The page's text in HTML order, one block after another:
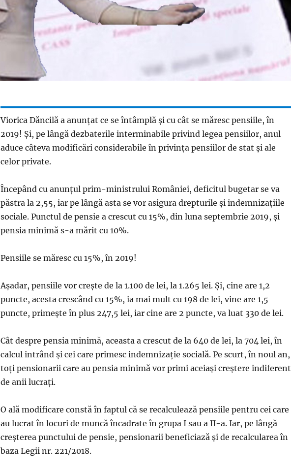
Viorica Dăncilă a anunțat ce se întâmplă și cu cât se măresc pensiile, în
2019! Și, pe lângă dezbaterile interminabile privind legea pensiilor, anul
aduce câteva modificări considerabile în privința pensiilor de stat și ale
celor private.
Începând cu anunțul prim-ministrului României, deficitul bugetar se va
păstra la 2,55, iar pe lângă asta se vor asigura drepturile și indemnizațiile
sociale. Punctul de pensie a crescut cu 15%, din luna septembrie 2019, și
pensia minimă s-a mărit cu 10%.
Pensiile se măresc cu 15%, în 2019!
Așadar, pensiile vor crește de la 1.100 de lei, la 1.265 lei. Și, cine are 1,2
puncte, acesta crescând cu 15%, ia mai mult cu 198 de lei, vine are 1,5
puncte, primește în plus 247,5 lei, iar cine are 2 puncte, va luat 330 de lei.
Cât despre pensia minimă, aceasta a crescut de la 640 de lei, la 704 lei, în
calcul intrând și cei care primesc indemnizație socială. Pe scurt, în noul an,
toți pensionarii care au pensia minimă vor primi aceiași creștere indiferent
de anii lucrați.
O ală modificare constă în faptul că se recalculează pensiile pentru cei care
au lucrat în locuri de muncă încadrate în grupa I sau a II-a. Iar, pe lângă
creșterea punctului de pensie, pensionarii beneficiază și de recalcularea în
baza Legii nr. 221/2018.